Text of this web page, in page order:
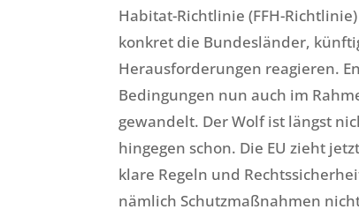
Habitat-Richtlinie (FFH-
konkret die Bundesländer,
Herausforderungen reagieren.
Bedingungen nun auch im
gewandelt. Der Wolf ist längst
hingegen schon. Die EU zieht
klare Regeln und
nämlich Schutzmaßnahmen